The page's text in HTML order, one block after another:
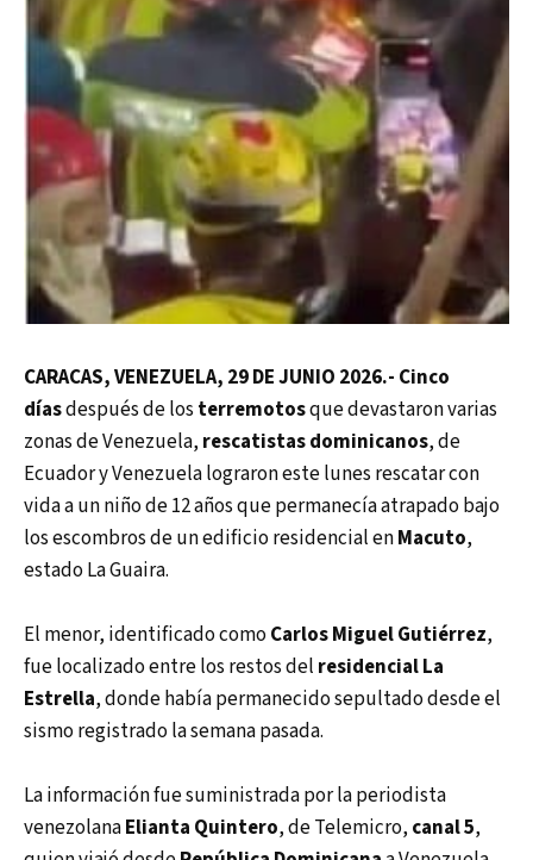
CARACAS, VENEZUELA, 29 DE JUNIO 2026.- Cinco
díasdespués de los terremotosque devastaron varias
zonas de Venezuela, rescatistas dominicanos, de
Ecuador y Venezuela lograron este lunes rescatar con
vida a un niño de 12 años que permanecía atrapado bajo
los escombros de un edificio residencial enMacuto,
estado La Guaira.
El menor, identificado comoCarlos Miguel Gutiérrez,
fue localizado entre los restos del residencial La
Estrella, donde había permanecido sepultado desde el
sismo registrado la semana pasada.
La información fue suministrada por la periodista
venezolanaElianta Quintero, de Telemicro, canal 5,